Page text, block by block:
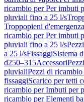
ricambio per Per imbuti
pluviali fino a 25 l/s
Troppopieni d'emergenza
ricambio per Per imbuti
pluviali fino a 25 l/s
a 25 l/sFissaggiSistema
d250–315Accessori
pluvialiPezzi di
fissaggiScarico per tetti
ricambio per Imbuti per
ricambio per Elementi